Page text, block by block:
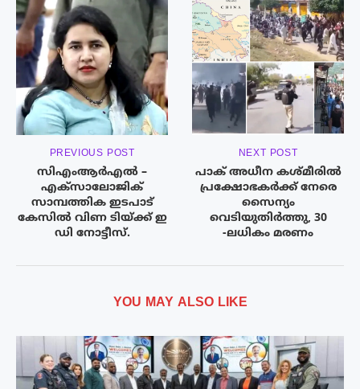
PREVIOUS POST
സിഎംആര്‍എല്‍ –
എക്‌സാലോജിക്
സാമ്പത്തിക ഇടപാട്
കേസില്‍ വിണ ടിയ്ക്ക് ഇ
ഡി നോട്ടീസ്.
NEXT POST
പാക് അധീന കശ്മീരിൽ
പ്രക്ഷോഭകർക്ക് നേരെ
സൈന്യം
വെടിയുതിർത്തു, 30
-ലധികം മരണം
YOU MAY ALSO LIKE